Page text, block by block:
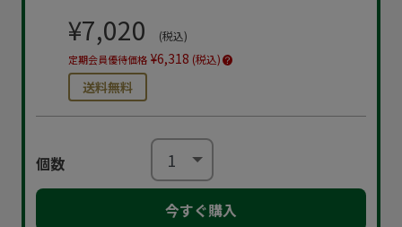
¥7,020 (税込)
定期会員優待価格 ¥6,318 (税込)
送料無料
個数
今すぐ購入